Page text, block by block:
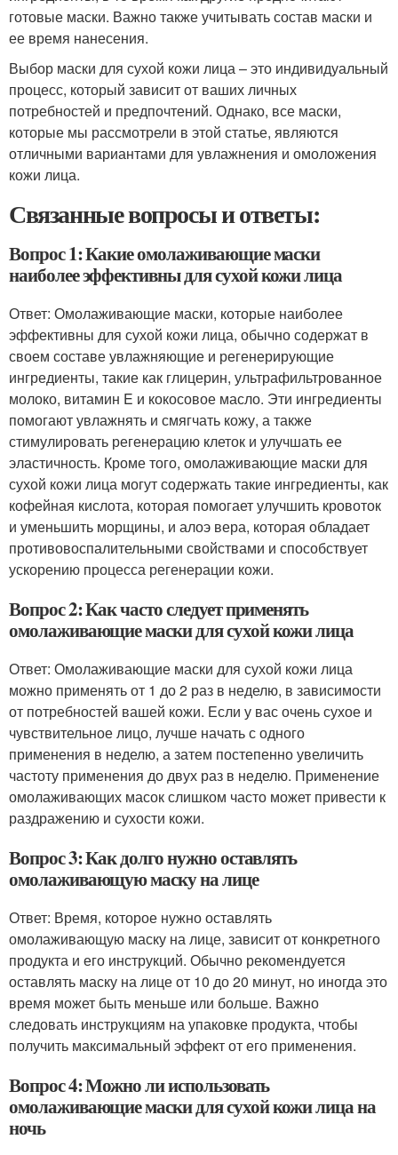
готовые маски. Важно также учитывать состав маски и
ее время нанесения.
Выбор маски для сухой кожи лица – это индивидуальный
процесс, который зависит от ваших личных
потребностей и предпочтений. Однако, все маски,
которые мы рассмотрели в этой статье, являются
отличными вариантами для увлажнения и омоложения
кожи лица.
Связанные вопросы и ответы:
Вопрос 1: Какие омолаживающие маски
наиболее эффективны для сухой кожи лица
Ответ: Омолаживающие маски, которые наиболее
эффективны для сухой кожи лица, обычно содержат в
своем составе увлажняющие и регенерирующие
ингредиенты, такие как глицерин, ультрафильтрованное
молоко, витамин E и кокосовое масло. Эти ингредиенты
помогают увлажнять и смягчать кожу, а также
стимулировать регенерацию клеток и улучшать ее
эластичность. Кроме того, омолаживающие маски для
сухой кожи лица могут содержать такие ингредиенты, как
кофейная кислота, которая помогает улучшить кровоток
и уменьшить морщины, и алоэ вера, которая обладает
противовоспалительными свойствами и способствует
ускорению процесса регенерации кожи.
Вопрос 2: Как часто следует применять
омолаживающие маски для сухой кожи лица
Ответ: Омолаживающие маски для сухой кожи лица
можно применять от 1 до 2 раз в неделю, в зависимости
от потребностей вашей кожи. Если у вас очень сухое и
чувствительное лицо, лучше начать с одного
применения в неделю, а затем постепенно увеличить
частоту применения до двух раз в неделю. Применение
омолаживающих масок слишком часто может привести к
раздражению и сухости кожи.
Вопрос 3: Как долго нужно оставлять
омолаживающую маску на лице
Ответ: Время, которое нужно оставлять
омолаживающую маску на лице, зависит от конкретного
продукта и его инструкций. Обычно рекомендуется
оставлять маску на лице от 10 до 20 минут, но иногда это
время может быть меньше или больше. Важно
следовать инструкциям на упаковке продукта, чтобы
получить максимальный эффект от его применения.
Вопрос 4: Можно ли использовать
омолаживающие маски для сухой кожи лица на
ночь